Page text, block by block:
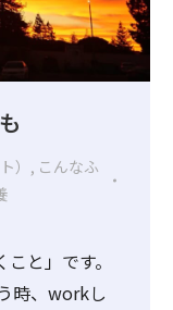
） , こんなふ
と」です。
時、workし